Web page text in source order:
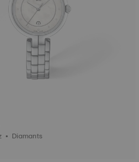
30 mm • Quartz • Diamants